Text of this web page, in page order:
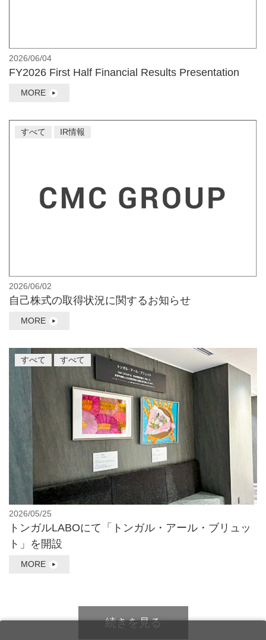
2026/06/04
FY2026 First Half Financial Results Presentation
MORE
すべて IR情報
2026/06/02
自己株式の取得状況に関するお知らせ
MORE
すべて すべて
2026/05/25
トンガルLABOにて「トンガル・アール・ブリュッ
ト」を開設
MORE
続きを見る